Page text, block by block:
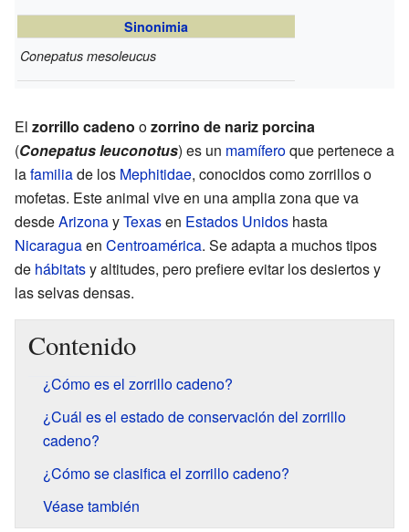
Sinonimia
Conepatus mesoleucus
El zorrillo cadeno ozorrino de nariz porcina
(Conepatus leuconotus) es un mamíferoque pertenece a
lafamiliade los Mephitidae, conocidos como zorrillos o
mofetas. Este animal vive en una amplia zona que va
desdeArizonayTexasen Estados Unidos hasta
Nicaraguaen Centroamérica. Se adapta a muchos tipos
de hábitatsy altitudes, pero prefiere evitar los desiertos y
las selvas densas.
Contenido
¿Cómo es el zorrillo cadeno?
¿Cuál es el estado de conservación del zorrillo
cadeno?
¿Cómo se clasifica el zorrillo cadeno?
Véase también